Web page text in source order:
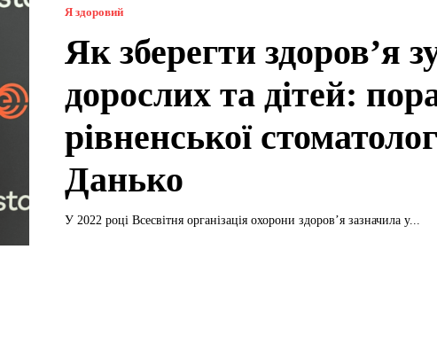
Я здоровий
Як зберегти здоров’я
дорослих та дітей:
рівненської
Данько
У 2022 році Всесвітня організація охорони здоров’я зазначила у...